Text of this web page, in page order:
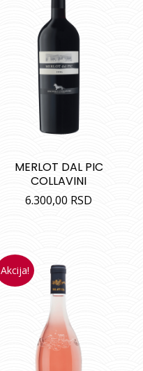
MERLOT DAL PIC
COLLAVINI
6.300,00 RSD
Akcija!